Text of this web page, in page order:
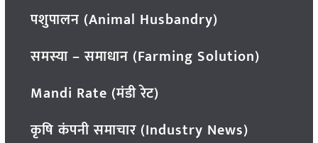
पशुपालन (Animal Husbandry)
समस्या – समाधान (Farming Solution)
Mandi Rate (मंडी रेट)
कृषि कंपनी समाचार (Industry News)